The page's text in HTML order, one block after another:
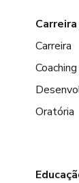
Carreira
Coaching
Oratória